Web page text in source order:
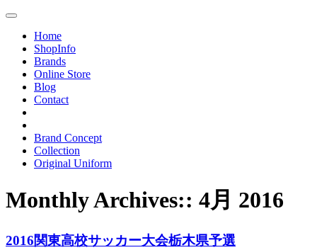
Toggle
navigationHome
ShopInfo
Brands
Online Store
Blog
Contact
Brand Concept
Collection
Original Uniform
Monthly Archives:: 4月 2016
2016関東高校サッカー大会栃木県予選